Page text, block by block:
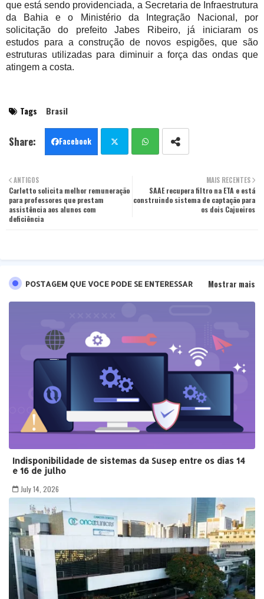
que está sendo providenciada, a Secretaria de Infraestrutura
da Bahia e o Ministério da Integração Nacional, por
solicitação do prefeito Jabes Ribeiro, já iniciaram os
estudos para a construção de novos espigões, que são
estruturas utilizadas para diminuir a força das ondas que
atingem a costa.
Tags Brasil
Facebook
ter tsa
MAIS RECENTES
SAAE recupera filtro na ETA e está
construindo sistema de captação para
os dois Cajueiros
ANTIGOS
Carletto solicita melhor remuneração
para professores que prestam
assistência aos alunos com
deficiência
POSTAGEM QUE VOCE PODE SE ENTERESSAR Mostrar mais
Indisponibilidade de sistemas da Susep entre os dias 14
e 16 de julho
July 14, 2026